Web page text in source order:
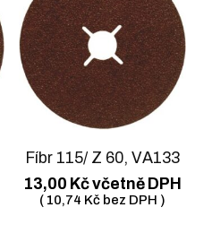
Fíbr 115/ Z 60, VA133
13,00 Kčvčetně DPH
( 10,74 Kčbez DPH )